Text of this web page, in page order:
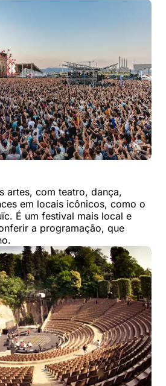
artes, com teatro, dança,
em locais icônicos, como o
É um festival mais local e
a programação, que